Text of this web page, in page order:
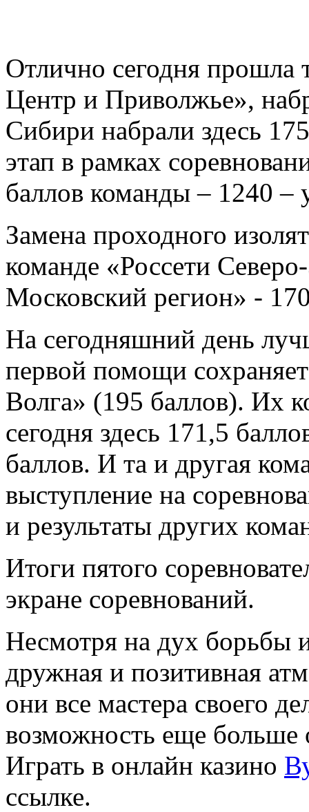
Отлично сегодня прошла
Центр и Приволжье»,
Сибири набрали здесь
этап в рамках
баллов команды – 1240 –
Замена проходного
команде «Россети
Московский регион» -
На сегодняшний день
первой помощи
Волга» (195 баллов). Их
сегодня здесь 171,5
баллов. И та и другая
выступление на
и результаты других
Итоги пятого
экране соревнований.
Несмотря на дух борьбы
дружная и позитивная
они все мастера своего
возможность еще больше
Играть в онлайн казино
ссылке.